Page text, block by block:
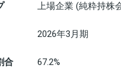
上場企業 (純粋持株
2026年3月期
合 67.2%